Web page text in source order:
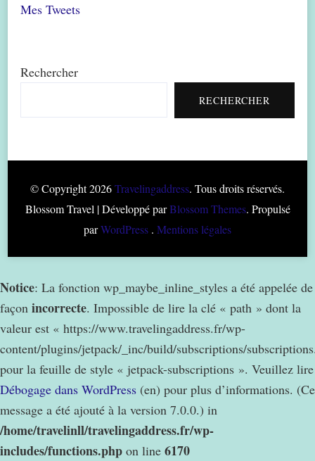
Mes Tweets
Rechercher
RECHERCHER
© Copyright 2026Travelingaddress. Tous droits réservés.
Blossom Travel | Développé parBlossom Themes. Propulsé
parWordPress . Mentions légales
Notice: La fonction wp_maybe_inline_styles a été appelée de
façon incorrecte. Impossible de lire la clé « path » dont la
valeur est « https://www.travelingaddress.fr/wp-
content/plugins/jetpack/_inc/build/subscriptions/
pour la feuille de style « jetpack-subscriptions ». Veuillez lire
Débogage dans WordPress (en) pour plus d’informations. (Ce
message a été ajouté à la version 7.0.0.) in
/home/travelinll/travelingaddress.fr/wp-
includes/functions.php on line 6170